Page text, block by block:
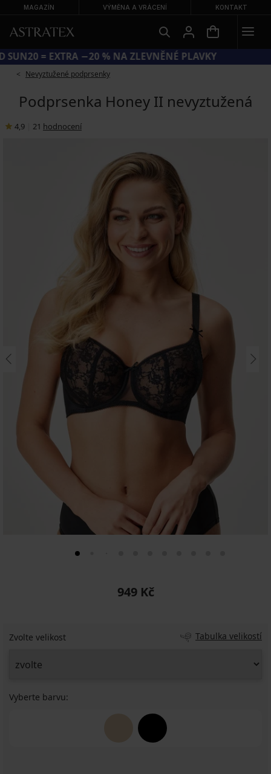
MAGAZÍN VÝMĚNA A VRÁCENÍ KONTAKT
KÓD SUN20 = EXTRA −20 % NA ZLEVNĚNÉ PLAVKY
Nevyztužené podprsenky
Podprsenka Honey II nevyztužená
4,9 21 hodnocení
949 Kč
Zvolte velikost Tabulka velikostí
Vyberte barvu: